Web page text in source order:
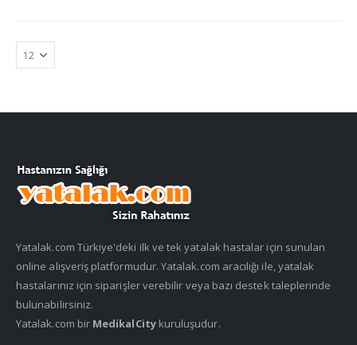
Yatalak.com Türkiye'deki ilk ve tek yatalak hastalar için sunulan
online alışveriş platformudur. Yatalak.com aracılığı ile, yatalak
hastalarınız için siparişler verebilir veya bazı destek taleplerinde
bulunabilirsiniz.
Yatalak.com bir MedikalCitykuruluşudur.